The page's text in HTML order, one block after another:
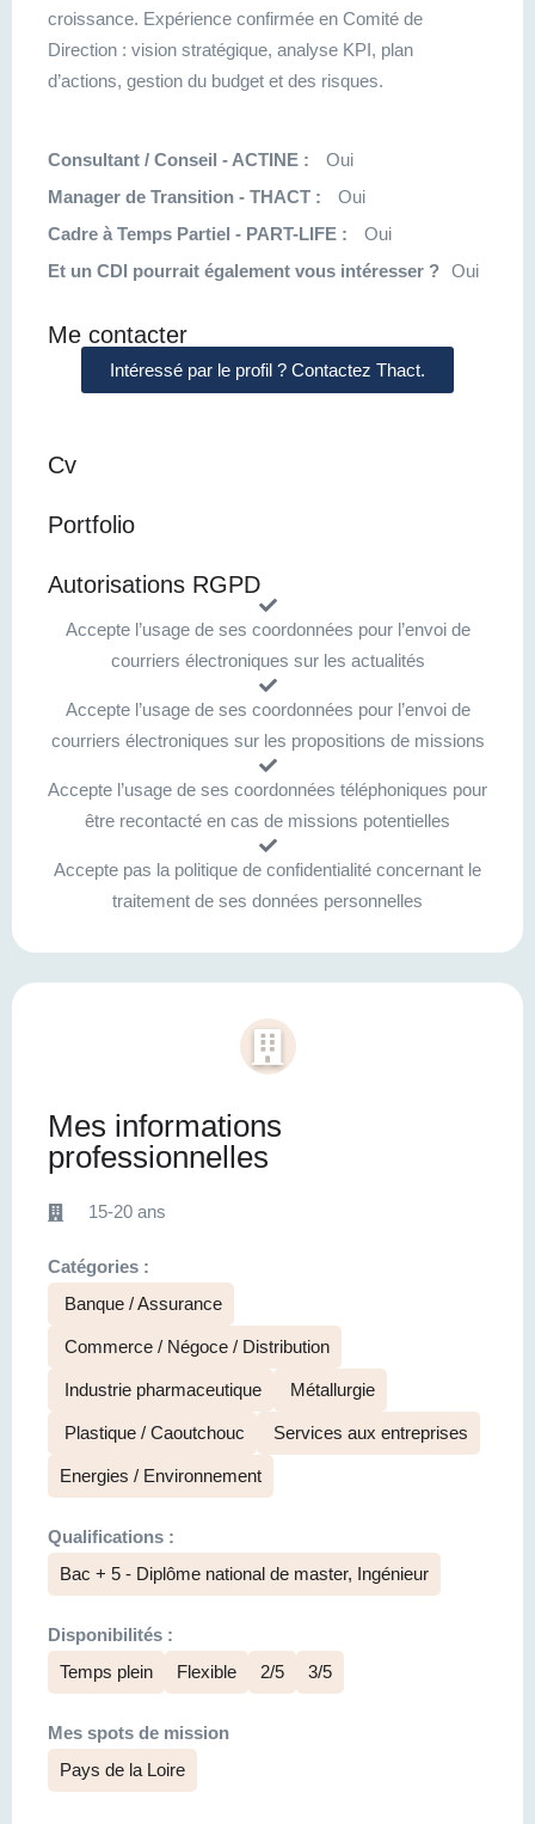
croissance. Expérience confirmée en Comité de
Direction : vision stratégique, analyse KPI, plan
d’actions, gestion du budget et des risques.
Consultant / Conseil - ACTINE :
Oui
Manager de Transition - THACT :
Oui
Cadre à Temps Partiel - PART-LIFE :
Oui
Et un CDI pourrait également vous intéresser ? Oui
Me contacter
Intéressé par le profil ? Contactez Thact.
Cv
Portfolio
Autorisations RGPD
Accepte l’usage de ses coordonnées pour l’envoi de
courriers électroniques sur les actualités
Accepte l’usage de ses coordonnées pour l’envoi de
courriers électroniques sur les propositions de missions
Accepte l’usage de ses coordonnées téléphoniques pour
être recontacté en cas de missions potentielles
Accepte pas la politique de confidentialité concernant le
traitement de ses données personnelles
Mes informations
professionnelles
15-20 ans
Catégories :
Banque / Assurance
Commerce / Négoce / Distribution
Industrie pharmaceutique Métallurgie
Plastique / Caoutchouc Services aux entreprises
Energies / Environnement
Qualifications :
Bac + 5 - Diplôme national de master, Ingénieur
Disponibilités :
Temps plein
Flexible 2/5 3/5
Mes spots de mission
Pays de la Loire